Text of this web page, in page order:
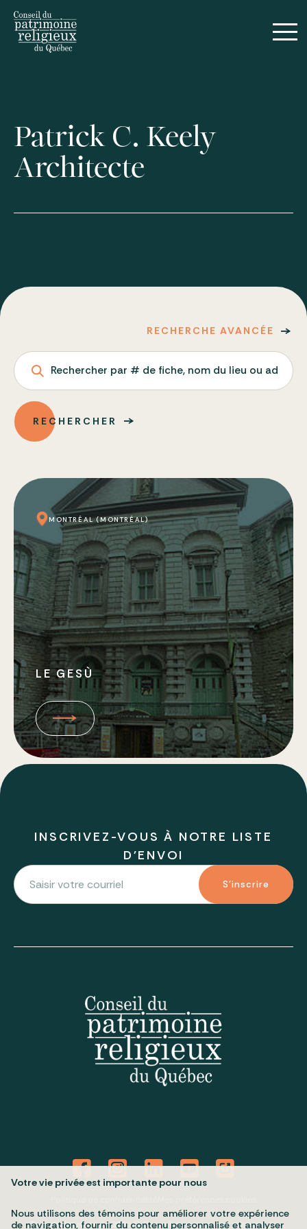
Patrick C. Keely
Architecte
RECHERCHE AVANCÉE
Rechercher par # de fiche, nom du lieu ou adresse
RECHERCHER
MONTRÉAL (MONTRÉAL)
LE GESÙ
INSCRIVEZ-VOUS À NOTRE LISTE
D'ENVOI
S'inscrire
Tous droits réservés 2026 © Conseil du patrimoine religieux du
Votre vie privée est importante pour nous
Nous utilisons des témoins pour améliorer votre expérience
de navigation, fournir du contenu personnalisé et analyser